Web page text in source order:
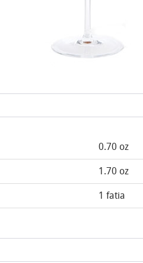
0.70 oz
1.70 oz
1 fatia